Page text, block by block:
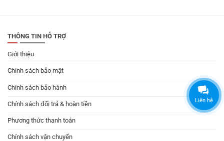
THÔNG TIN HỖ TRỢ
Giới thiệu
Chính sách bảo mật
Chính sách bảo hành
Chính sách đổi trả & hoàn tiền
Phương thức thanh toán
Chính sách vận chuyển
Liên hệ